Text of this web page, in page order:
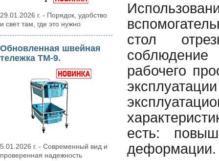
29.01.2026 г. - Порядок, удобство
и свет там, где это нужно
Обновленная швейная
тележка ТМ-9.
5.01.2026 г. - Современный вид и
проверенная надежность
стол
соблюдение
рабочего
есть:
деформации.